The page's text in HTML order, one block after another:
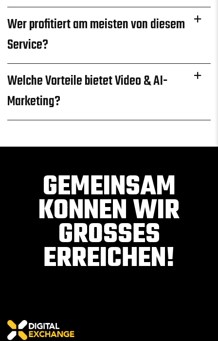
Wer profitiert am meisten von diesem
Service?
Welche Vorteile bietet Video & AI-
Marketing?
GEMEINSAM
KONNEN WIR
GROSSES E
RREICHEN!